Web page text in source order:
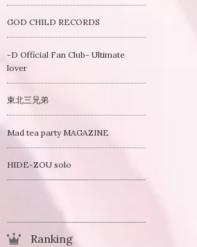
GOD CHILD RECORDS
-D Official Fan Club- Ultimate
lover
東北三兄弟
Mad tea party MAGAZINE
HIDE-ZOU solo
Ranking